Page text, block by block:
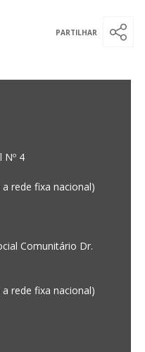
Nº 4
rede fixa nacional)
Comunitário Dr.
rede fixa nacional)